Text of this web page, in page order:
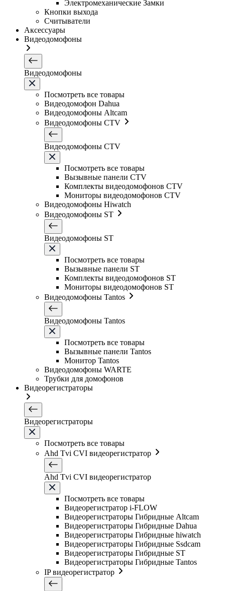
Электромеханические Замки
Кнопки выхода
Считыватели
Аксессуары
Видеодомофоны
Видеодомофоны
Посмотреть все товары
Видеодомофон Dahua
Видеодомофоны Altcam
Видеодомофоны CTV
Видеодомофоны CTV
Посмотреть все товары
Вызывные панели CTV
Комплекты видеодомофонов CTV
Мониторы видеодомофонов CTV
Видеодомофоны Hiwatch
Видеодомофоны ST
Видеодомофоны ST
Посмотреть все товары
Вызывные панели ST
Комплекты видеодомофонов ST
Мониторы видеодомофонов ST
Видеодомофоны Tantos
Видеодомофоны Tantos
Посмотреть все товары
Вызывные панели Tantos
Монитор Tantos
Видеодомофоны WARTE
Трубки для домофонов
Видеорегистраторы
Видеорегистраторы
Посмотреть все товары
Ahd Tvi CVI видеорегистратор
Ahd Tvi CVI видеорегистратор
Посмотреть все товары
Видеорегистратор i-FLOW
Видеорегистраторы Гибридные Altcam
Видеорегистраторы Гибридные Dahua
Видеорегистраторы Гибридные hiwatch
Видеорегистраторы Гибридные Ssdcam
Видеорегистраторы Гибридные ST
Видеорегистраторы Гибридные Tantos
IP видеорегистратор